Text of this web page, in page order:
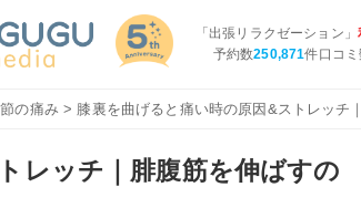
「出張リラクゼーション」
予約数250,871件口コ
の痛み> 膝裏を曲げると痛い時の原因&ストレッチ
レッチ｜腓腹筋を伸ばすの